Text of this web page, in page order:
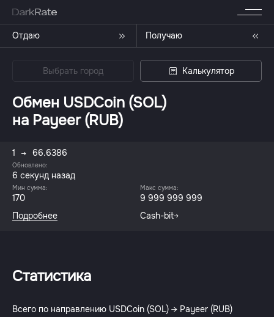
Отдаю Получаю
Выбрать город Калькулятор
Обмен USDCoin (SOL)
на Payeer (RUB)
1 66.6386
Обновлено:
6 секунд назад
Мин сумма:
170
Макс сумма:
9 999 999 999
Подробнее
Cash-bit
Статистика
Всего по направлению USDCoin (SOL) → Payeer (RUB)